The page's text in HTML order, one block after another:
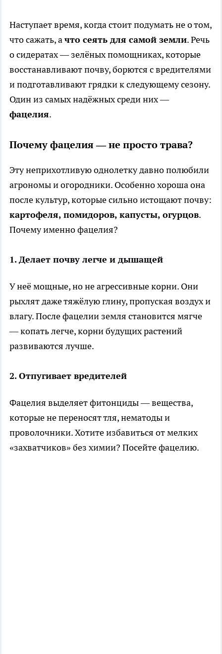
Наступает время, когда стоит подумать не о том,
что сажать, ачто сеять для самой земли. Речь
о сидератах — зелёных помощниках, которые
восстанавливают почву, борются с вредителями
и подготавливают грядки к следующему сезону.
Один из самых надёжных среди них —
фацелия.
Почему фацелия — не просто трава?
Эту неприхотливую однолетку давно полюбили
агрономы и огородники. Особенно хороша она
после культур, которые сильно истощают почву:
картофеля, помидоров, капусты, огурцов.
Почему именно фацелия?
1. Делает почву легче и дышащей
У неё мощные, но не агрессивные корни. Они
рыхлят даже тяжёлую глину, пропуская воздух и
влагу. После фацелии земля становится мягче
— копать легче, корни будущих растений
развиваются лучше.
2. Отпугивает вредителей
Фацелия выделяет фитонциды — вещества,
которые не переносят тля, нематоды и
проволочники. Хотите избавиться от мелких
«захватчиков» без химии? Посейте фацелию.